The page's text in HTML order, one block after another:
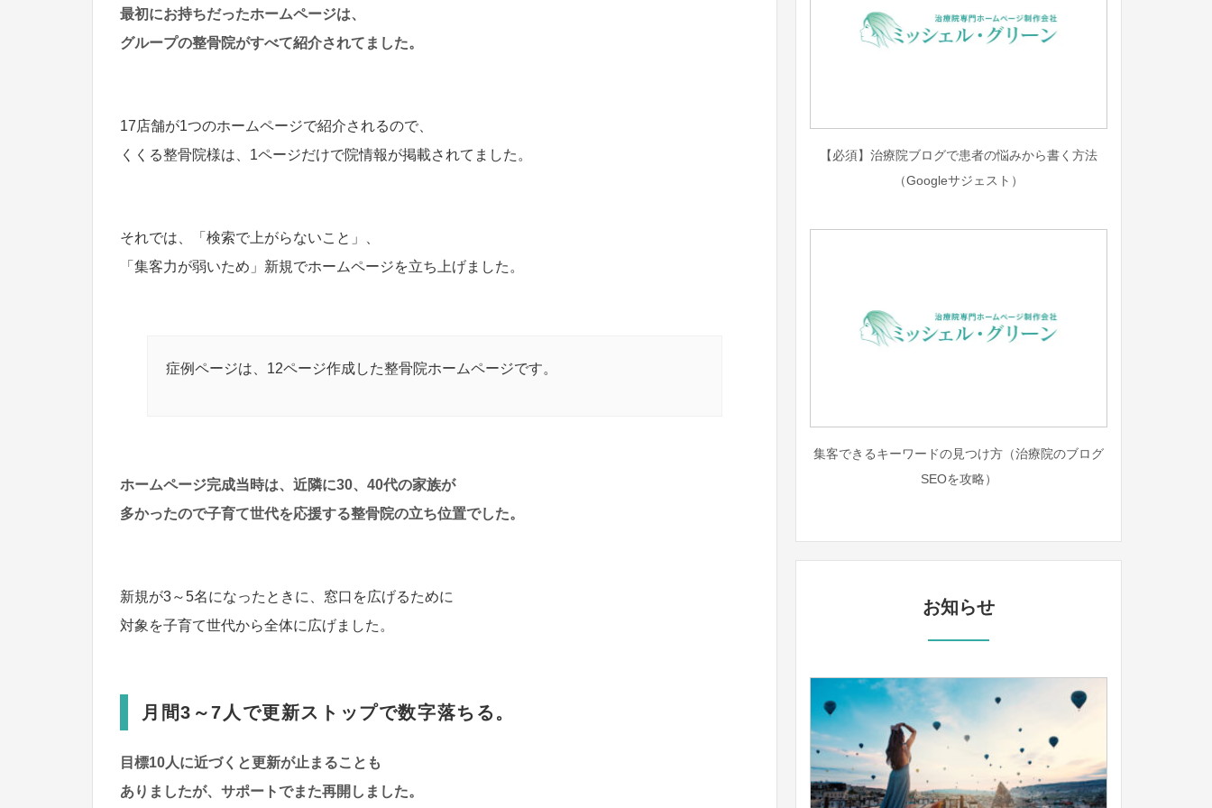
最初にお持ちだったホームページは、
グループの整骨院がすべて紹介されてました。
17店舗が1つのホームページで紹介されるので、
くくる整骨院様は、1ページだけで院情報が掲載されてました。
それでは、「検索で上がらないこと」、
「集客力が弱いため」新規でホームページを立ち上げました。
症例ページは、12ページ作成した整骨院ホームページです。
ホームページ完成当時は、近隣に30、40代の家族が
多かったので子育て世代を応援する整骨院の立ち位置でした。
新規が3～5名になったときに、窓口を広げるために
対象を子育て世代から全体に広げました。
月間3～7人で更新ストップで数字落ちる。
目標10人に近づくと更新が止まることも
ありましたが、サポートでまた再開しました。
【必須】治療院ブログで患者の悩みから書く方法
（Googleサジェスト）
集客できるキーワードの見つけ方（治療院のブログ
SEOを攻略）
お知らせ